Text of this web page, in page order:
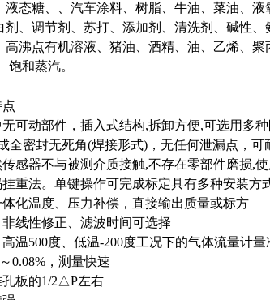
液态糖、、汽车涂料、树脂、牛油、菜油、
、调节剂、苏打、添加剂、清洗剂、碱性
、高沸点有机溶液、猪油、酒精、油、乙烯、
饱和蒸汽。
部件，插入式结构,拆卸方便,可选用多
全密封无死角(焊接形式)，无任何泄漏点
传感器不与被测介质接触,不存在零部件磨损,
重法。单键操作可完成标定具有多种安装方式
体化温度、压力补偿，直接输出质量或标方
线性修正、滤波时间可选择
高温500度、低温-200度工况下的气体流量计量
0.08%，测量快速
孔板的1/2△P左右